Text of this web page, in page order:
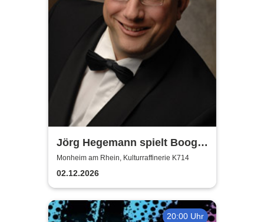
Jörg Hegemann spielt Boogie
Woogie
Monheim am Rhein, Kulturraffinerie K714
02.12.2026
20:00 Uhr